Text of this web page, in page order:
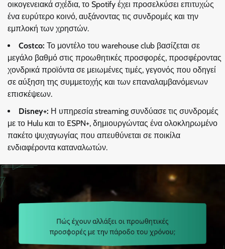
οικογενειακά σχέδια, το Spotify έχει προσελκύσει επιτυχώς
ένα ευρύτερο κοινό, αυξάνοντας τις συνδρομές και την
εμπλοκή των χρηστών.
Costco: Το μοντέλο του warehouse club βασίζεται σε
μεγάλο βαθμό στις προωθητικές προσφορές, προσφέροντας
χονδρικά προϊόντα σε μειωμένες τιμές, γεγονός που οδηγεί
σε αύξηση της συμμετοχής και των επαναλαμβανόμενων
επισκέψεων.
Disney+: Η υπηρεσία streaming συνδύασε τις συνδρομές
με το Hulu και το ESPN+, δημιουργώντας ένα ολοκληρωμένο
πακέτο ψυχαγωγίας που απευθύνεται σε ποικίλα
ενδιαφέροντα καταναλωτών.